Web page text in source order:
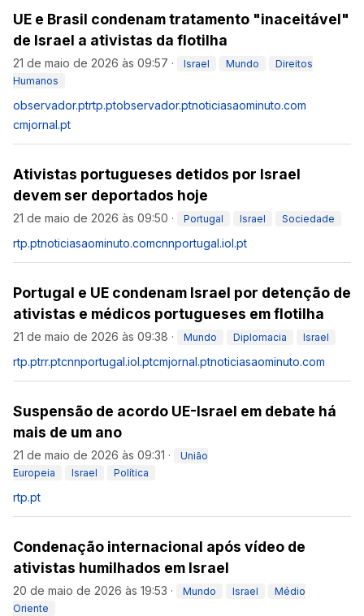
UE e Brasil condenam tratamento "inaceitável"
de Israel a ativistas da flotilha
21 de maio de 2026 às 09:57 · Israel Mundo
Direitos
Humanos
observador.ptrtp.ptobservador.ptnoticiasaominuto.com
cmjornal.pt
Ativistas portugueses detidos por Israel
devem ser deportados hoje
21 de maio de 2026 às 09:50 · Portugal Israel Sociedade
rtp.ptnoticiasaominuto.comcnnportugal.iol.pt
Portugal e UE condenam Israel por detenção de
ativistas e médicos portugueses em flotilha
21 de maio de 2026 às 09:38 · Mundo Diplomacia Israel
rtp.ptrr.ptcnnportugal.iol.ptcmjornal.ptnoticiasaominuto.com
Suspensão de acordo UE-Israel em debate há
mais de um ano
21 de maio de 2026 às 09:31 ·
União
Europeia
Israel Política
rtp.pt
Condenação internacional após vídeo de
ativistas humilhados em Israel
20 de maio de 2026 às 19:53 · Mundo Israel
Médio
Oriente